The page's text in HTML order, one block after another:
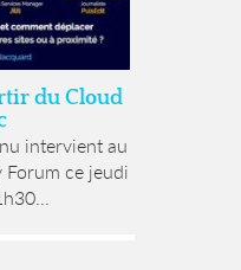
du Cloud
intervient au
Forum ce jeudi